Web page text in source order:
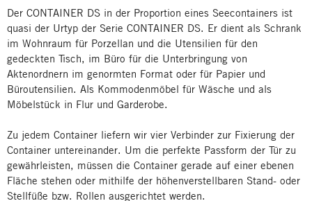
Der CONTAINER DS in der Proportion eines Seecontainers ist
quasi der Urtyp der Serie CONTAINER DS. Er dient als Schrank
im Wohnraum für Porzellan und die Utensilien für den
gedeckten Tisch, im Büro für die Unterbringung von
Aktenordnern im genormten Format oder für Papier und
Büroutensilien. Als Kommodenmöbel für Wäsche und als
Möbelstück in Flur und Garderobe.
Zu jedem Container liefern wir vier Verbinder zur Fixierung der
Container untereinander. Um die perfekte Passform der Tür zu
gewährleisten, müssen die Container gerade auf einer ebenen
Fläche stehen oder mithilfe der höhenverstellbaren Stand- oder
Stellfüße bzw. Rollen ausgerichtet werden.